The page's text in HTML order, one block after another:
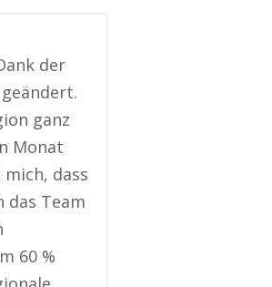
der
ganz
Monat
dass
das Team
60 %